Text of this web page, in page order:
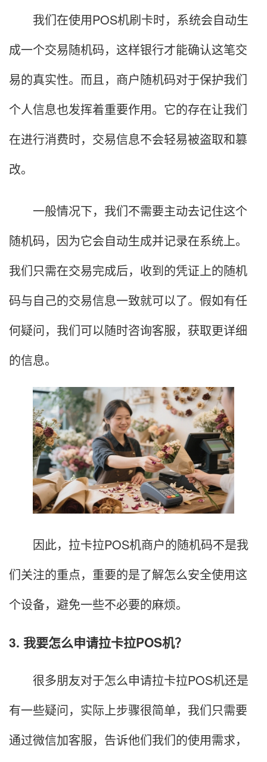
我们在使用POS机刷卡时，系统会自动生
成一个交易随机码，这样银行才能确认这笔交
易的真实性。而且，商户随机码对于保护我们
个人信息也发挥着重要作用。它的存在让我们
在进行消费时，交易信息不会轻易被盗取和篡
改。
一般情况下，我们不需要主动去记住这个
随机码，因为它会自动生成并记录在系统上。
我们只需在交易完成后，收到的凭证上的随机
码与自己的交易信息一致就可以了。假如有任
何疑问，我们可以随时咨询客服，获取更详细
的信息。
因此，拉卡拉POS机商户的随机码不是我
们关注的重点，重要的是了解怎么安全使用这
个设备，避免一些不必要的麻烦。
3. 我要怎么申请拉卡拉POS机？
很多朋友对于怎么申请拉卡拉POS机还是
有一些疑问，实际上步骤很简单，我们只需要
通过微信加客服，告诉他们我们的使用需求，